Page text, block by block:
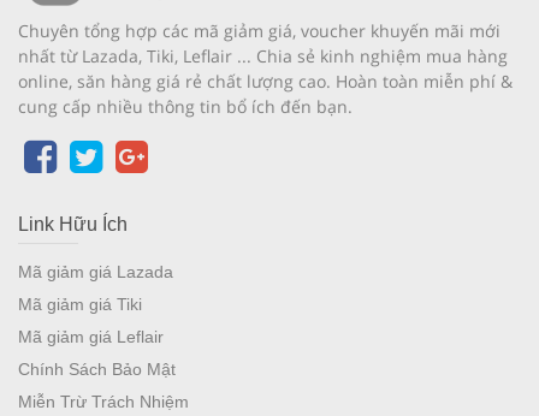
Chuyên tổng hợp các mã giảm giá, voucher khuyến mãi mới
nhất từ Lazada, Tiki, Leflair ... Chia sẻ kinh nghiệm mua hàng
online, săn hàng giá rẻ chất lượng cao. Hoàn toàn miễn phí &
cung cấp nhiều thông tin bổ ích đến bạn.
Link Hữu Ích
Mã giảm giá Lazada
Mã giảm giá Tiki
Mã giảm giá Leflair
Chính Sách Bảo Mật
Miễn Trừ Trách Nhiệm